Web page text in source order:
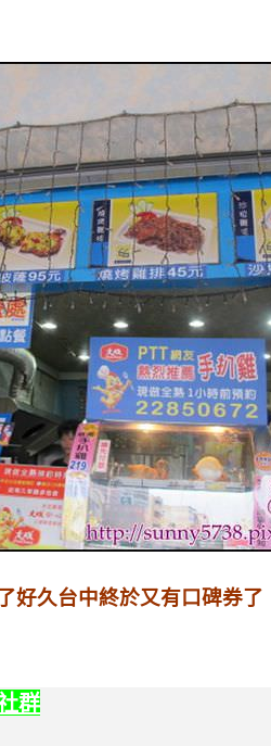
好久台中終於又有口碑券了
群